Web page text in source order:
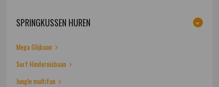
SPRINGKUSSEN HUREN
Mega Glijbaan
Surf Hindernisbaan
Jungle multifun